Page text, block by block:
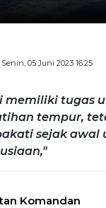
Senin, 05 Juni 2023 16:25
memiliki tugas
tempur,
sejak awal
Komandan